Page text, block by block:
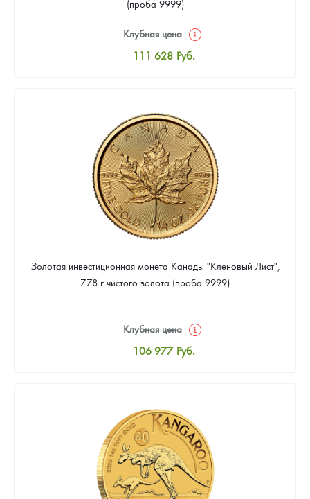
(проба 9999)
Клубная цена
111 628 Руб.
Цена выкупа
Звоните
Золотая инвестиционная монета Канады "Кленовый Лист",
7.78 г чистого золота (проба 9999)
Клубная цена
106 977 Руб.
Цена выкупа
95 814 Руб.